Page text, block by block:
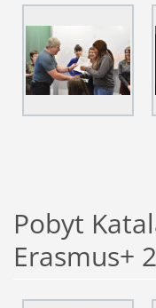
Pobyt
Erasmus+